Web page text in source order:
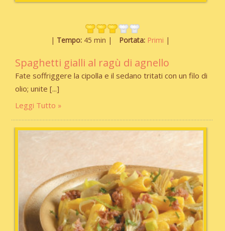
Tempo: 45 min Portata: Primi
Spaghetti gialli al ragù di agnello
Fate soffriggere la cipolla e il sedano tritati con un filo di
olio; unite
Leggi Tutto